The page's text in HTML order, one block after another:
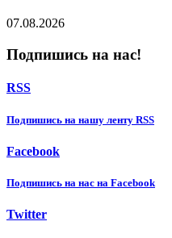
07.08.2026
Подпишись на нас!
RSS
Подпишиcь на нашу ленту RSS
Facebook
Подпишиcь на нас на Facebook
Twitter